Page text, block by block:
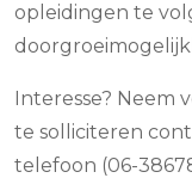
opleidingen te
Interesse? Neem
te solliciteren
telefoon (06-